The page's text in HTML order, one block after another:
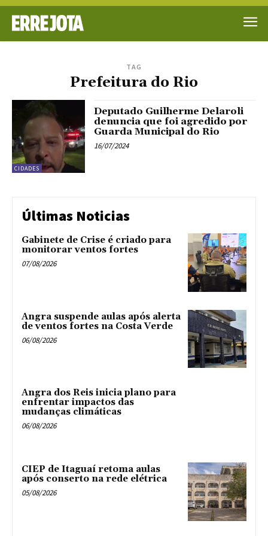
TAG
Prefeitura do Rio
CIDADES
Deputado Guilherme Delaroli
denuncia que foi agredido por
Guarda Municipal do Rio
16/07/2024
Últimas Noticias
Gabinete de Crise é criado para
monitorar ventos fortes
07/08/2026
Angra suspende aulas após alerta
de ventos fortes na Costa Verde
06/08/2026
Angra dos Reis inicia plano para
enfrentar impactos das
mudanças climáticas
06/08/2026
CIEP de Itaguaí retoma aulas
após conserto na rede elétrica
05/08/2026